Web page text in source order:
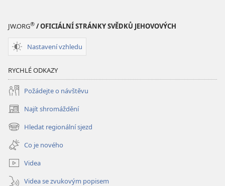
JW.ORG® / OFICIÁLNÍ STRÁNKY SVĚDKŮ JEHOVOVÝCH
Nastavení vzhledu
RYCHLÉ ODKAZY
Požádejte o návštěvu
Najít shromáždění
(otevřeno
nové
okno)
Hledat regionální sjezd
(otevřeno
nové
okno)
Co je nového
Videa
Videa se zvukovým popisem